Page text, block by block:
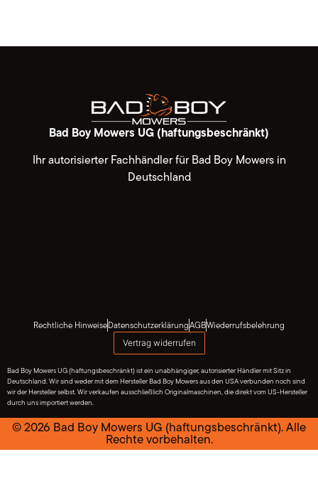
Bad Boy Mowers UG (haftungsbeschränkt)
Ihr autorisierter Fachhändler für Bad Boy Mowers in
Deutschland
Rechtliche HinweiseDatenschutzerklärungAGBWiederrufsbelehrung
Vertrag widerrufen
Bad Boy Mowers UG (haftungsbeschränkt) ist ein unabhängiger, autorisierter Händler mit Sitz in
Deutschland. Wir sind weder mit dem Hersteller Bad Boy Mowers aus den USA verbunden noch sind
wir der Hersteller selbst. Wir verkaufen ausschließlich Originalmaschinen, die direkt vom US-Hersteller
durch uns importiert werden.
© 2026 Bad Boy Mowers UG (haftungsbeschränkt). Alle
Rechte vorbehalten.